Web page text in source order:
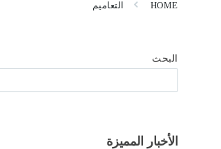
HOME التعاميم
البحث
الأخبار المميزة